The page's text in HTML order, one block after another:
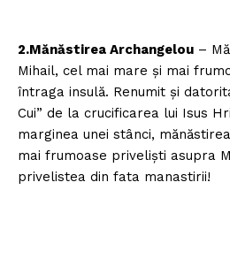
2.Mănăstirea Archangelou –
Mihail, cel mai mare şi mai
întraga insulă. Renumit şi
Cui” de la crucificarea lui Isus
marginea unei stânci,
mai frumoase privelişti asupra
privelistea din fata manastirii!